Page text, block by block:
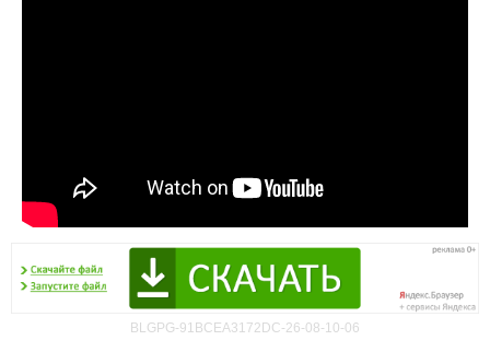
BLGPG-91BCEA3172DC-26-08-10-06